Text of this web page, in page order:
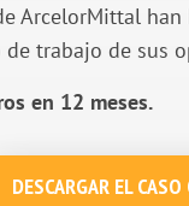
ArcelorMittal
trabajo de sus
en 12 meses.
DESCARGAR EL